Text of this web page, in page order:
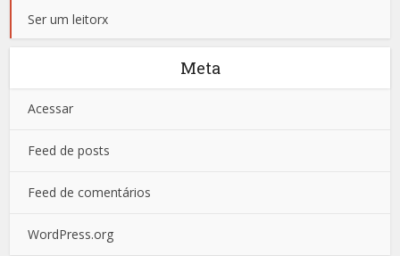
Ser um leitorx
Meta
Acessar
Feed de posts
Feed de comentários
WordPress.org